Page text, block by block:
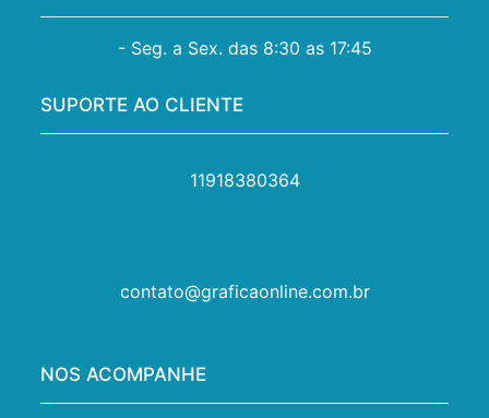
- Seg. a Sex. das 8:30 as 17:45
SUPORTE AO CLIENTE
11918380364
contato@graficaonline.com.br
NOS ACOMPANHE